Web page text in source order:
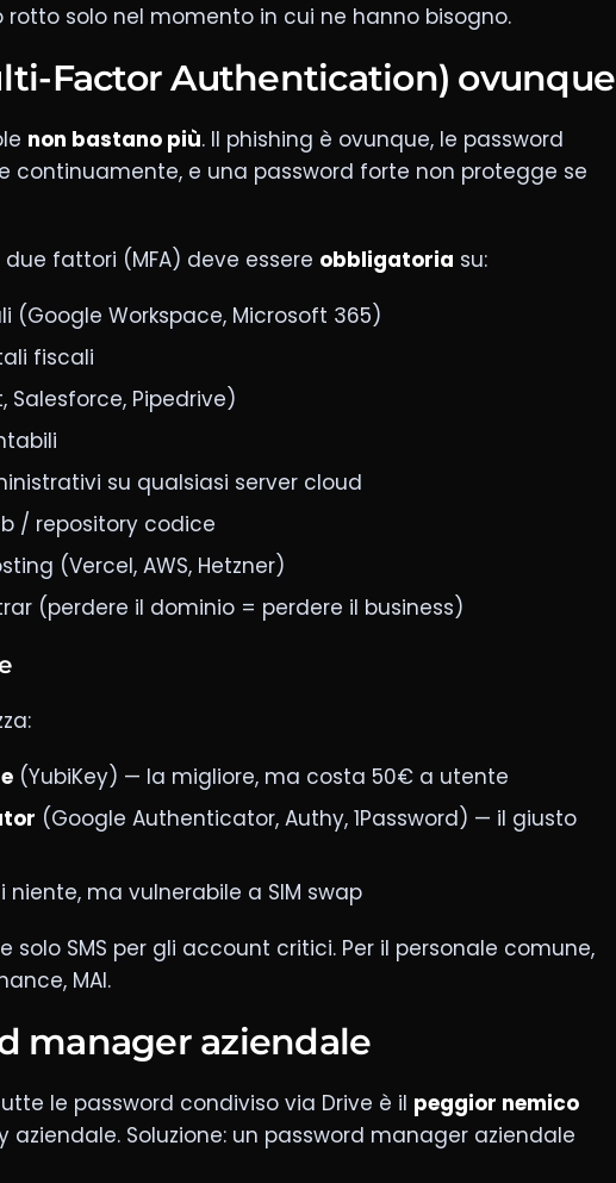
rotto solo nel momento in cui ne hanno bisogno.
Factor Authentication) ovunque
non bastano più. Il phishing è ovunque, le password
continuamente, e una password forte non protegge se
fattori (MFA) deve essere obbligatoria su:
(Google Workspace, Microsoft 365)
fiscali
Salesforce, Pipedrive)
su qualsiasi server cloud
/ repository codice
(Vercel, AWS, Hetzner)
(perdere il dominio = perdere il business)
(YubiKey) — la migliore, ma costa 50€ a utente
(Google Authenticator, Authy, 1Password) — il giusto
ma vulnerabile a SIM swap
solo SMS per gli account critici. Per il personale comune,
MAI.
manager aziendale
le password condiviso via Drive è il peggior nemico
aziendale. Soluzione: un password manager aziendale